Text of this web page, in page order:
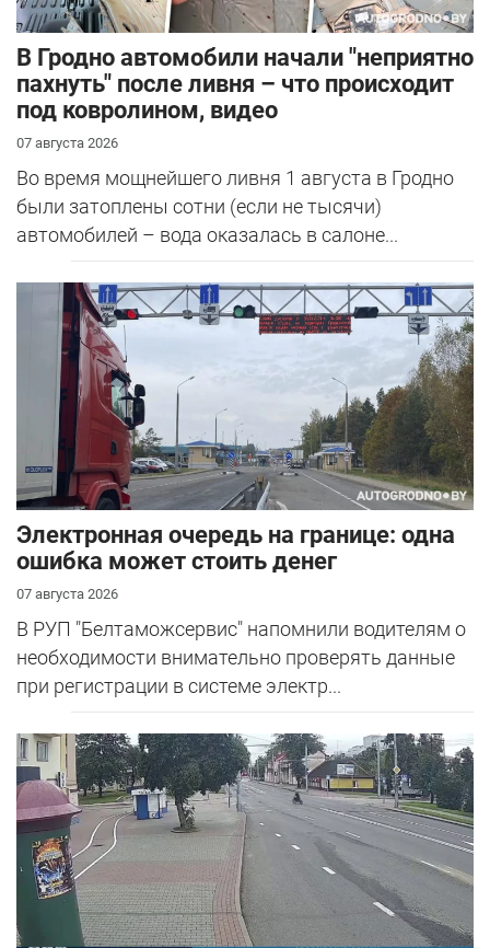
В Гродно автомобили начали "неприятно
пахнуть" после ливня – что происходит
под ковролином, видео
07 августа 2026
Во время мощнейшего ливня 1 августа в Гродно
были затоплены сотни (если не тысячи)
автомобилей – вода оказалась в салоне...
Электронная очередь на границе: одна
ошибка может стоить денег
07 августа 2026
В РУП "Белтаможсервис" напомнили водителям о
необходимости внимательно проверять данные
при регистрации в системе электр...